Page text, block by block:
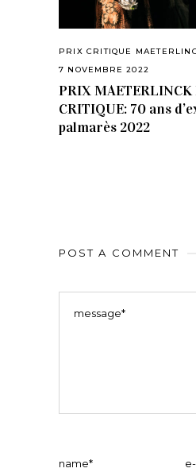
PRIX CRITIQUE
7 NOVEMBRE 2022
PRIX MAETERLINCK
CRITIQUE: 70 ans
palmarès 2022
POST A COMMENT